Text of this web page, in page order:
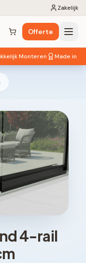
Zakelijk
Winkelwagen ( 0 items)
Offerte
Monteren Made in EU
4-rail